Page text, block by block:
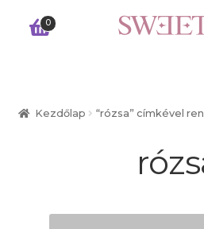
Ugrás
Kilépés
0
Kezdőlap “rózsa” címkével